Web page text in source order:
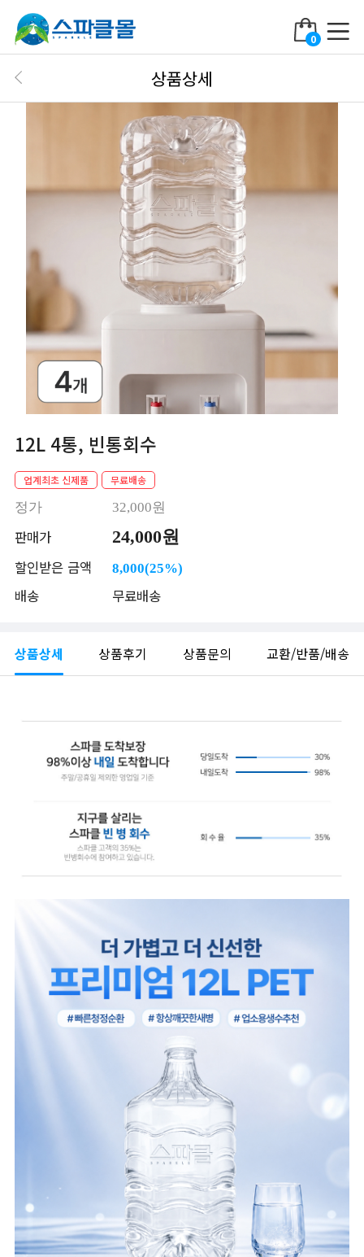
0
상품상세
12L 4통, 빈통회수
업계최초 신제품 무료배송
정가 32,000원
판매가 24,000원
할인받은 금액 8,000(25%)
배송 무료배송
상품상세 상품후기 상품문의 교환/반품/배송